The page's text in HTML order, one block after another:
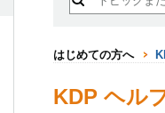
はじめての方へ
KDP ヘル